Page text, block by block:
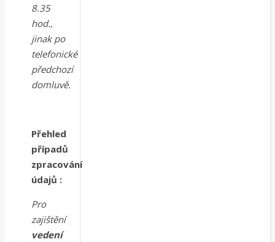
8.35
hod.,
jinak po
telefonické
předchozí
domluvě.
Přehled
případů
zpracování
údajů :
Pro
zajištění
vedení